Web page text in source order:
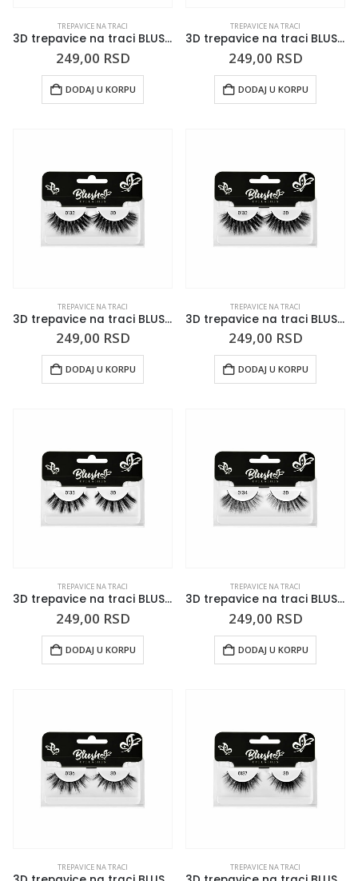
TREPAVICE NA TRACI
3D trepavice na traci BLUSH 0127
249,00 RSD
DODAJ U KORPU
TREPAVICE NA TRACI
3D trepavice na traci BLUSH 0128
249,00 RSD
DODAJ U KORPU
TREPAVICE NA TRACI
3D trepavice na traci BLUSH 0131
249,00 RSD
DODAJ U KORPU
TREPAVICE NA TRACI
3D trepavice na traci BLUSH 0132
249,00 RSD
DODAJ U KORPU
TREPAVICE NA TRACI
3D trepavice na traci BLUSH 0133
249,00 RSD
DODAJ U KORPU
TREPAVICE NA TRACI
3D trepavice na traci BLUSH 0134
249,00 RSD
DODAJ U KORPU
TREPAVICE NA TRACI TREPAVICE NA TRACI